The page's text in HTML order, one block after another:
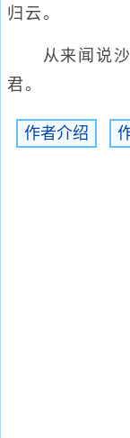
归云。
从来闻说沙
君。
作者介绍